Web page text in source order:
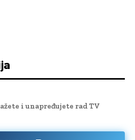
i unapređujete rad TV